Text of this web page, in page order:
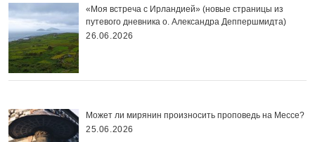
«Моя встреча с Ирландией» (новые страницы из
путевого дневника о. Александра Деппершмидта)
26.06.2026
Может ли мирянин произносить проповедь на Мессе?
25.06.2026